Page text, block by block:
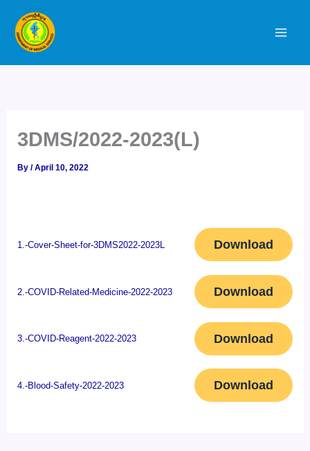
content
3DMS/2022-2023(L)
By/April 10, 2022
1.-Cover-Sheet-for-3DMS2022-2023L Download
2.-COVID-Related-Medicine-2022-2023 Download
3.-COVID-Reagent-2022-2023 Download
4.-Blood-Safety-2022-2023 Download